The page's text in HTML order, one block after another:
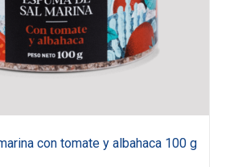
con tomate y albahaca 100 g